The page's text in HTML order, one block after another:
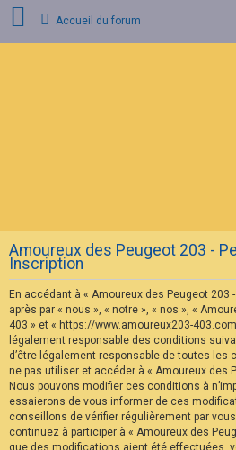
A
Q
Accueil du forum
Amoureux des Peugeot 203 -
Inscription
En accédant à « Amoureux des Peugeot 203
après par « nous », « notre », « nos », «
403 » et « https://www.amoureux203-
légalement responsable des conditions
d’être légalement responsable de toutes
ne pas utiliser et accéder à « Amoureux des
Nous pouvons modifier ces conditions à
essaierons de vous informer de ces
conseillons de vérifier régulièrement par
continuez à participer à « Amoureux des